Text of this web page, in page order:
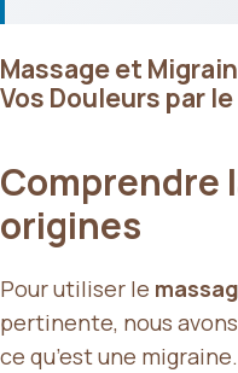
Massage et
Vos Douleurs par
Comprendre
origines
Pour utiliser le
pertinente, nous
ce qu’est une